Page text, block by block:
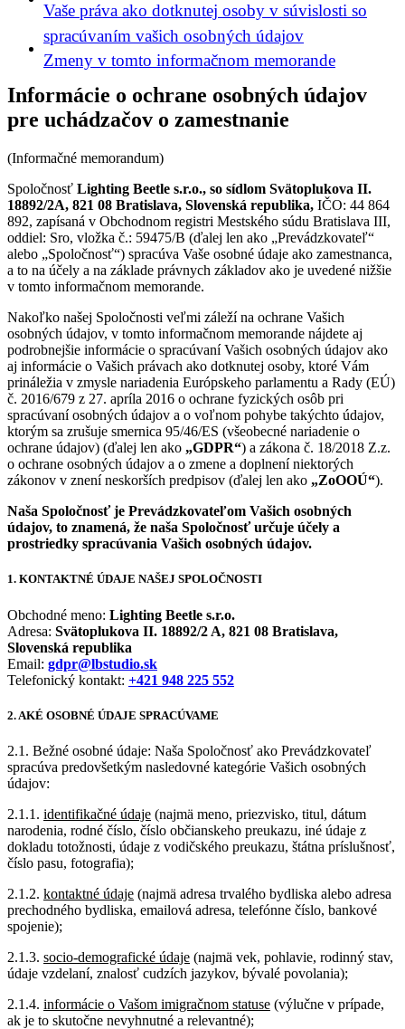
Vaše práva ako dotknutej osoby v súvislosti so
spracúvaním vašich osobných údajov
Zmeny v tomto informačnom memorande
Informácie o ochrane osobných údajov
pre uchádzačov o zamestnanie
(Informačné memorandum)
Spoločnosť Lighting Beetle s.r.o., so sídlom Svätoplukova II.
18892/2A, 821 08 Bratislava, Slovenská republika, IČO: 44 864
892, zapísaná v Obchodnom registri Mestského súdu Bratislava III,
oddiel: Sro, vložka č.: 59475/B (ďalej len ako „Prevádzkovateľ“
alebo „Spoločnosť“) spracúva Vaše osobné údaje ako zamestnanca,
a to na účely a na základe právnych základov ako je uvedené nižšie
v tomto informačnom memorande.
Nakoľko našej Spoločnosti veľmi záleží na ochrane Vašich
osobných údajov, v tomto informačnom memorande nájdete aj
podrobnejšie informácie o spracúvaní Vašich osobných údajov ako
aj informácie o Vašich právach ako dotknutej osoby, ktoré Vám
prináležia v zmysle nariadenia Európskeho parlamentu a Rady (EÚ)
č. 2016/679 z 27. apríla 2016 o ochrane fyzických osôb pri
spracúvaní osobných údajov a o voľnom pohybe takýchto údajov,
ktorým sa zrušuje smernica 95/46/ES (všeobecné nariadenie o
ochrane údajov) (ďalej len ako „GDPR“) a zákona č. 18/2018 Z.z.
o ochrane osobných údajov a o zmene a doplnení niektorých
zákonov v znení neskorších predpisov (ďalej len ako „ZoOOÚ“).
Naša Spoločnosť je Prevádzkovateľom Vašich osobných
údajov, to znamená, že naša Spoločnosť určuje účely a
prostriedky spracúvania Vašich osobných údajov.
1. KONTAKTNÉ ÚDAJE NAŠEJ SPOLOČNOSTI
Obchodné meno: Lighting Beetle s.r.o.
Adresa: Svätoplukova II. 18892/2 A, 821 08 Bratislava,
Slovenská republika
Email: gdpr@lbstudio.sk
Telefonický kontakt: +421 948 225 552
2. AKÉ OSOBNÉ ÚDAJE SPRACÚVAME
2.1. Bežné osobné údaje: Naša Spoločnosť ako Prevádzkovateľ
spracúva predovšetkým nasledovné kategórie Vašich osobných
údajov:
2.1.1. identifikačné údaje (najmä meno, priezvisko, titul, dátum
narodenia, rodné číslo, číslo občianskeho preukazu, iné údaje z
dokladu totožnosti, údaje z vodičského preukazu, štátna príslušnosť,
číslo pasu, fotografia);
2.1.2. kontaktné údaje (najmä adresa trvalého bydliska alebo adresa
prechodného bydliska, emailová adresa, telefónne číslo, bankové
spojenie);
2.1.3. socio-demografické údaje (najmä vek, pohlavie, rodinný stav,
údaje vzdelaní, znalosť cudzích jazykov, bývalé povolania);
2.1.4. informácie o Vašom imigračnom statuse (výlučne v prípade,
ak je to skutočne nevyhnutné a relevantné);